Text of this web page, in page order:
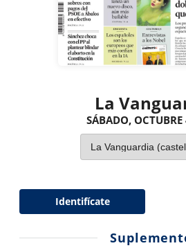
La
SÁBADO,
Identifícate